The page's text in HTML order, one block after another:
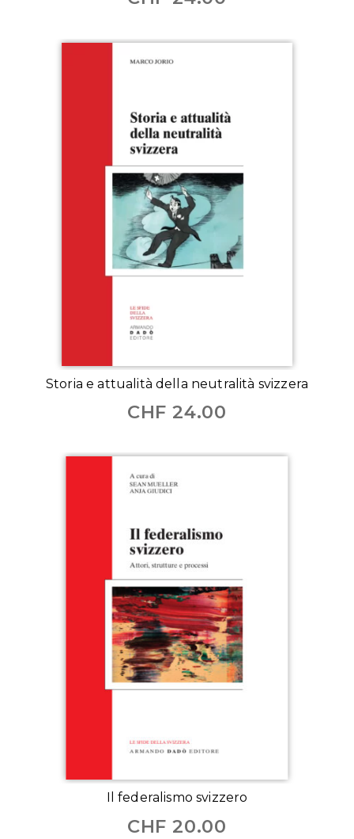
Storia e attualità della neutralità svizzera
CHF 24.00
Il federalismo svizzero
CHF 20.00